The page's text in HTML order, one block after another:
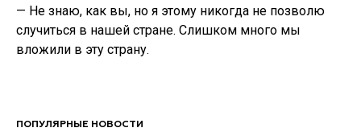
— Не знаю, как вы, но я этому никогда не позволю
случиться в нашей стране. Слишком много мы
вложили в эту страну.
ПОПУЛЯРНЫЕ НОВОСТИ